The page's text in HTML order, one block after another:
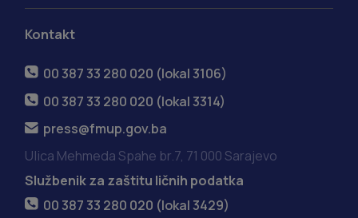
Kontakt
00 387 33 280 020 (lokal 3106)
00 387 33 280 020 (lokal 3314)
press@fmup.gov.ba
Ulica Mehmeda Spahe br.7, 71 000 Sarajevo
Službenik za zaštitu ličnih podatka
00 387 33 280 020 (lokal 3429)